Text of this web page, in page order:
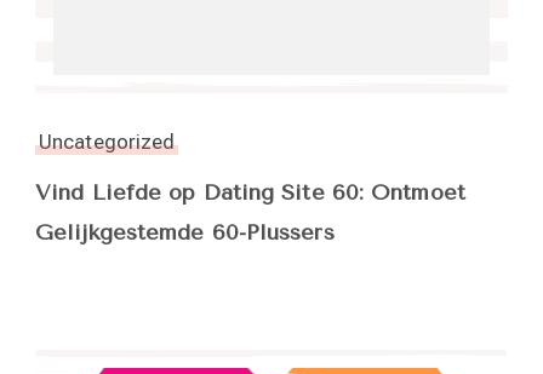
Uncategorized
Vind Liefde op Dating Site 60: Ontmoet
Gelijkgestemde 60-Plussers